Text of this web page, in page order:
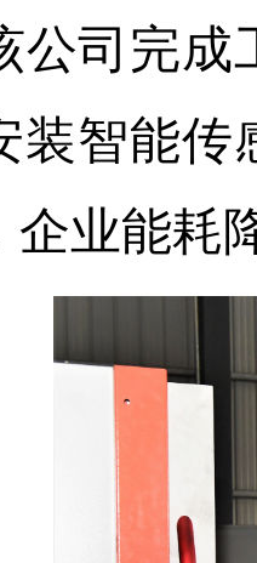
公司完
装智能
企业能耗